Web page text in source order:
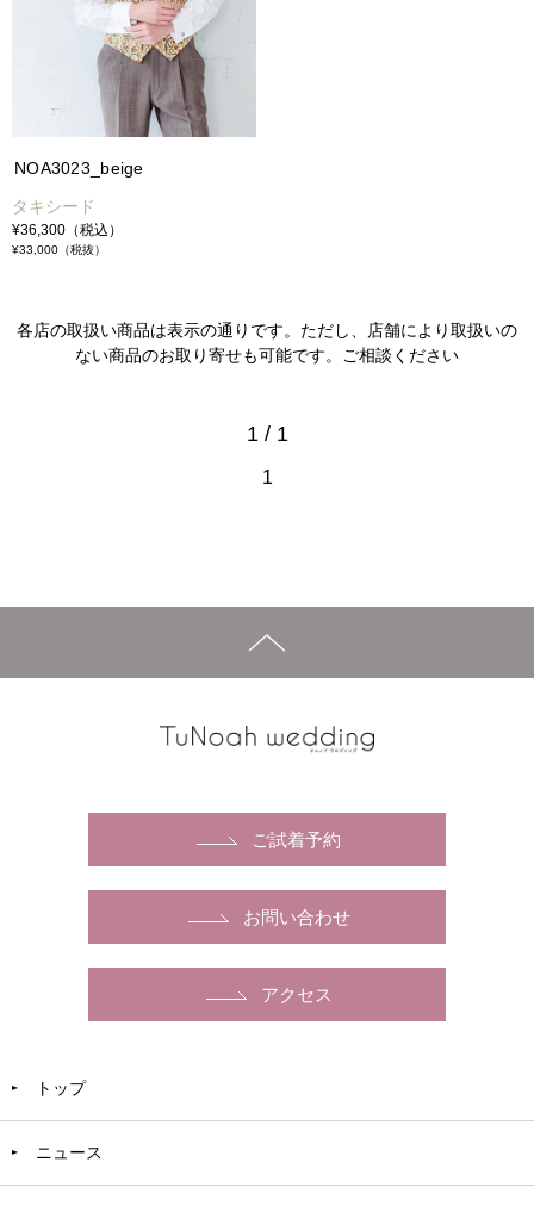
NOA3023_beige
タキシード
¥36,300 （税込）
¥33,000 （税抜）
各店の取扱い商品は表示の通りです。ただし、店舗により取扱いの
ない商品のお取り寄せも可能です。ご相談ください
1 / 1
1
ご試着予約
お問い合わせ
アクセス
トップ
ニュース